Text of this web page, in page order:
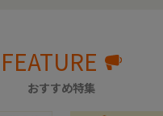
FEATURE
おすすめ特集